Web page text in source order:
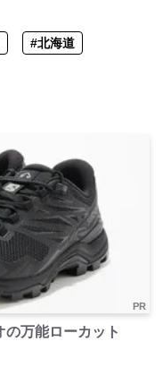
#北海道
PR
の万能ローカット